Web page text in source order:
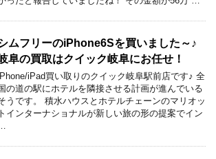
ムフリーのiPhone6Sを買いました～♪
阜の買取はクイック岐阜にお任せ！
iPad買い取りのクイック岐阜駅前店です♪ 全
の道の駅にホテルを隣接させる計画が進んでいる
うです。 積水ハウスとホテルチェーンのマリオッ
トインターナショナルが新しい旅の形の提案でイン